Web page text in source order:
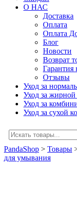
О НАС
Доставка
Оплата
Оплата
Блог
Новости
Возврат
Гарантия
Отзывы
Уход за
Уход за
Уход за
Уход за сухой
PandaShop > Товары
для умывания